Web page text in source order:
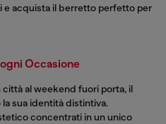
e acquista il berretto perfetto per
Occasione
al weekend fuori porta, il
sua identità distintiva.
concentrati in un unico